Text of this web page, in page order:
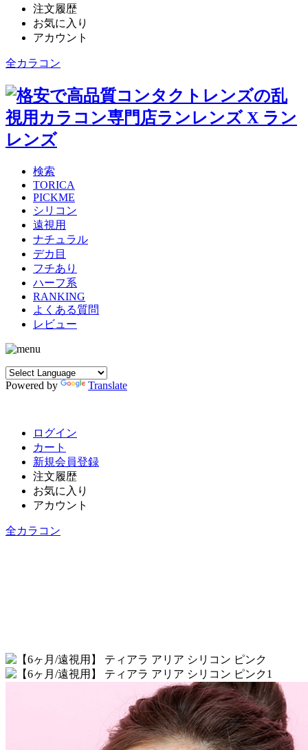
注文履歴
お気に入り
アカウント
全カラコン
検索
TORICA
PICKME
シリコン
遠視用
ナチュラル
デカ目
フチあり
ハーフ系
RANKING
よくある質問
レビュー
Powered by Translate
ログイン
カート
新規会員登録
注文履歴
お気に入り
アカウント
全カラコン